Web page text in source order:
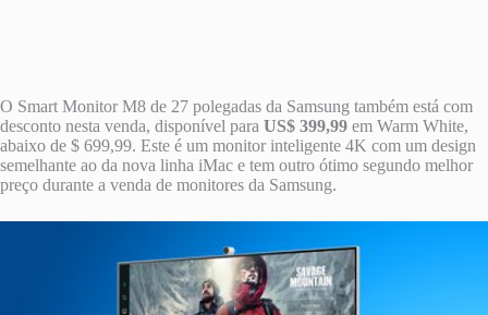
O Smart Monitor M8 de 27 polegadas da Samsung também está com
desconto nesta venda, disponível para US$ 399,99 em Warm White,
abaixo de $ 699,99. Este é um monitor inteligente 4K com um design
semelhante ao da nova linha iMac e tem outro ótimo segundo melhor
preço durante a venda de monitores da Samsung.